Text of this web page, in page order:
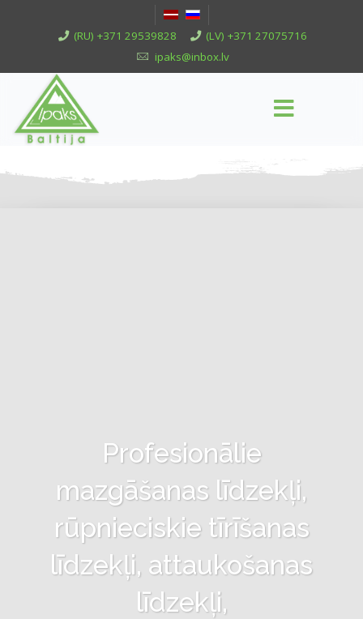
(RU) +371 29539828
(LV) +371 27075716
ipaks@inbox.lv
Profesionālie
mazgāšanas līdzekļi,
rūpnieciskie tīrīšanas
līdzekļi, attaukošanas
līdzekļi,